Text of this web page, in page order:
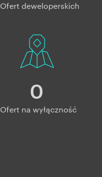
Ofert deweloperskich
0
Ofert na wyłączność